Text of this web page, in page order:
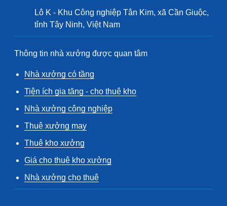
Lô K - Khu Công nghiệp Tân Kim, xã Cần Giuộc,
tỉnh Tây Ninh, Việt Nam
Thông tin nhà xưởng được quan tâm
Nhà xưởng có tầng
Tiện ích gia tăng - cho thuê kho
Nhà xưởng công nghiệp
Thuê xưởng may
Thuê kho xưởng
Giá cho thuê kho xưởng
Nhà xưởng cho thuê